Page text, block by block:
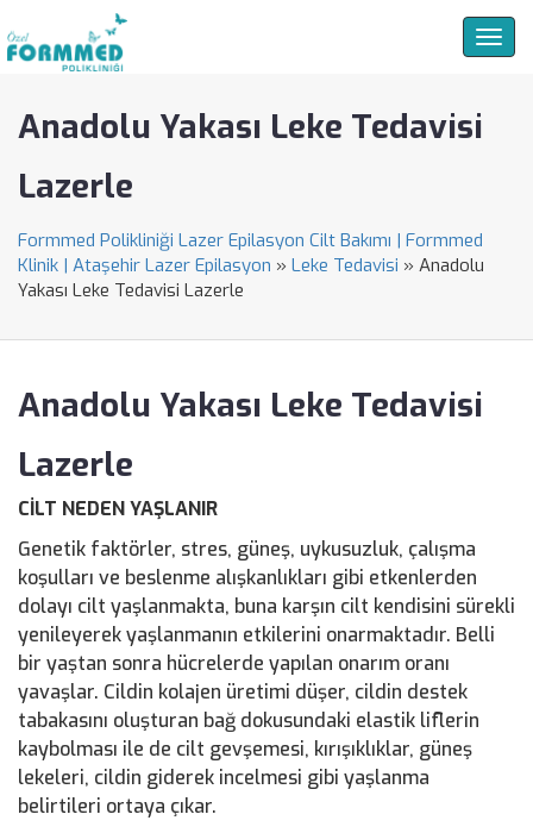
Anadolu Yakası Leke Tedavisi
Lazerle
Formmed Polikliniği Lazer Epilasyon Cilt Bakımı | Formmed
Klinik | Ataşehir Lazer Epilasyon » Leke Tedavisi » Anadolu
Yakası Leke Tedavisi Lazerle
Anadolu Yakası Leke Tedavisi
Lazerle
CİLT NEDEN YAŞLANIR
Genetik faktörler, stres, güneş, uykusuzluk, çalışma
koşulları ve beslenme alışkanlıkları gibi etkenlerden
dolayı cilt yaşlanmakta, buna karşın cilt kendisini sürekli
yenileyerek yaşlanmanın etkilerini onarmaktadır. Belli
bir yaştan sonra hücrelerde yapılan onarım oranı
yavaşlar. Cildin kolajen üretimi düşer, cildin destek
tabakasını oluşturan bağ dokusundaki elastik liflerin
kaybolması ile de cilt gevşemesi, kırışıklıklar, güneş
lekeleri, cildin giderek incelmesi gibi yaşlanma
belirtileri ortaya çıkar.